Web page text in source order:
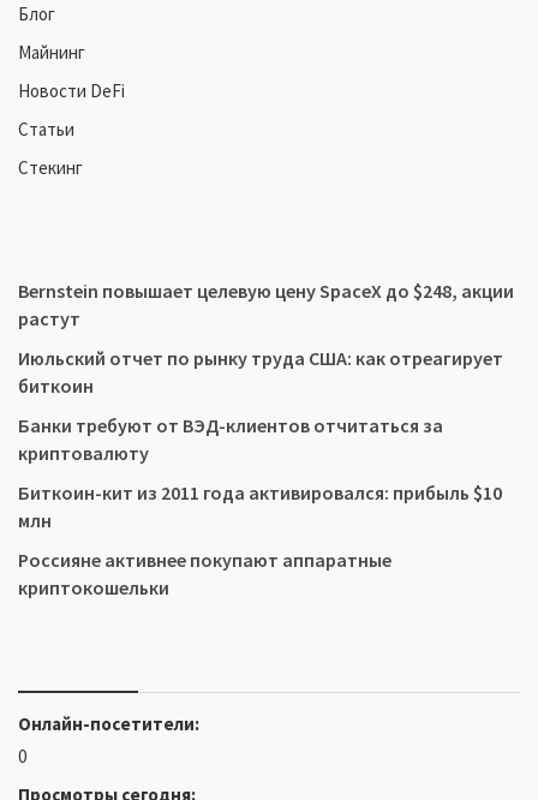
Блог
Майнинг
Новости DeFi
Статьи
Стекинг
Bernstein повышает целевую цену SpaceX до $248, акции
растут
Июльский отчет по рынку труда США: как отреагирует
биткоин
Банки требуют от ВЭД-клиентов отчитаться за
криптовалюту
Биткоин-кит из 2011 года активировался: прибыль $10
млн
Россияне активнее покупают аппаратные
криптокошельки
Онлайн-посетители:
0
Просмотры сегодня: